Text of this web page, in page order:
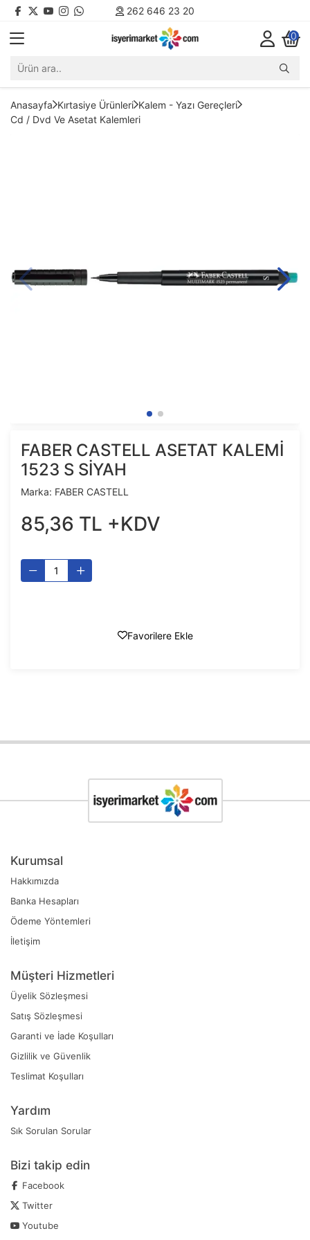
262 646 23 20
0
Anasayfa Kırtasiye Ürünleri Kalem - Yazı Gereçleri
Cd / Dvd Ve Asetat Kalemleri
FABER CASTELL ASETAT KALEMİ
1523 S SİYAH
Marka: FABER CASTELL
85,36 TL +KDV
Favorilere Ekle
Kurumsal
Hakkımızda
Banka Hesapları
Ödeme Yöntemleri
İletişim
Müşteri Hizmetleri
Üyelik Sözleşmesi
Satış Sözleşmesi
Garanti ve İade Koşulları
Gizlilik ve Güvenlik
Teslimat Koşulları
Yardım
Sık Sorulan Sorular
Bizi takip edin
Facebook
Twitter
Youtube